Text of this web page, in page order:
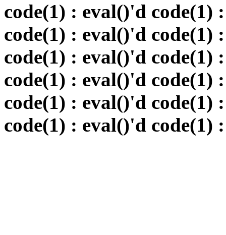
code(1) : eval()'d code(1)
code(1) : eval()'d code(1)
code(1) : eval()'d code(1)
code(1) : eval()'d code(1)
code(1) : eval()'d code(1)
code(1) : eval()'d code(1)